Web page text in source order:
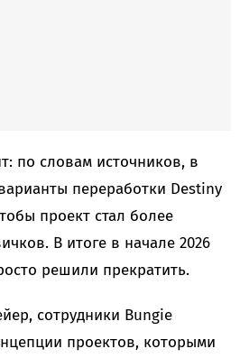
по словам источников, в
переработки Destiny
проект стал более
В итоге в начале 2026
решили прекратить.
сотрудники Bungie
проектов, которыми